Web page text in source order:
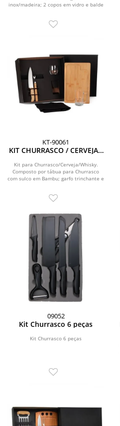
inox/madeira; 2 copos em vidro e balde
KT-90061
KIT CHURRASCO / CERVEJA /
Kit para Churrasco/Cerveja/Whisky.
Composto por tábua para Churrasco
com sulco em Bambu; garfo trinchante e
09052
Kit Churrasco 6 peças
Kit Churrasco 6 peças